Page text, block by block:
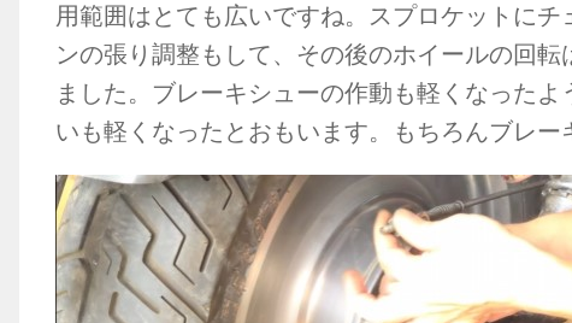
用範囲はとても広いですね。スプロケットに
ンの張り調整もして、その後のホイールの回転
ました。ブレーキシューの作動も軽くなった
いも軽くなったとおもいます。もちろんブレー